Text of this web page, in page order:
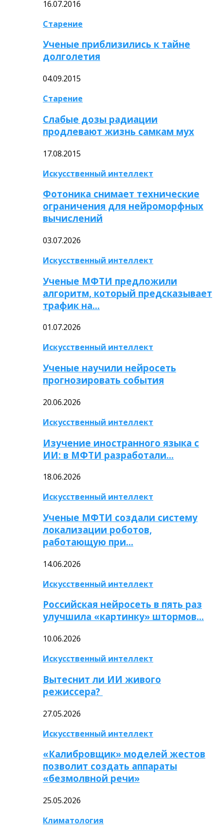
16.07.2016
Старение
Ученые приблизились к тайне
долголетия
04.09.2015
Старение
Слабые дозы радиации
продлевают жизнь самкам мух
17.08.2015
Искусственный интеллект
Фотоника снимает технические
ограничения для нейроморфных
вычислений
03.07.2026
Искусственный интеллект
Ученые МФТИ предложили
алгоритм, который предсказывает
трафик на…
01.07.2026
Искусственный интеллект
Ученые научили нейросеть
прогнозировать события
20.06.2026
Искусственный интеллект
Изучение иностранного языка с
ИИ: в МФТИ разработали…
18.06.2026
Искусственный интеллект
Ученые МФТИ создали систему
локализации роботов,
работающую при…
14.06.2026
Искусственный интеллект
Российская нейросеть в пять раз
улучшила «картинку» штормов…
10.06.2026
Искусственный интеллект
Вытеснит ли ИИ живого
режиссера?
27.05.2026
Искусственный интеллект
«Калибровщик» моделей жестов
позволит создать аппараты
«безмолвной речи»
25.05.2026
Климатология